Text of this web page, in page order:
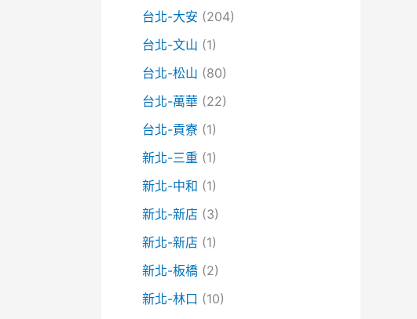
台北-大安 (204)
台北-文山 (1)
台北-松山 (80)
台北-萬華 (22)
台北-貢寮 (1)
新北-三重 (1)
新北-中和 (1)
新北-新店 (3)
新北-新店 (1)
新北-板橋 (2)
新北-林口 (10)